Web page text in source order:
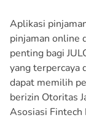
Aplikasi
pinjaman online
penting bagi
yang terpercaya
dapat memilih
berizin Otoritas
Asosiasi Fintech